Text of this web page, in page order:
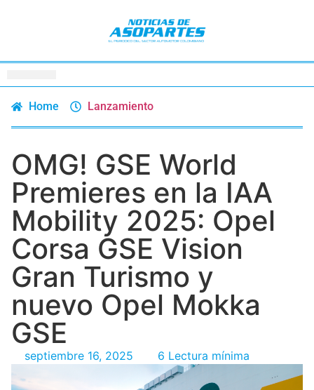
Home Lanzamiento
OMG! GSE World
Premieres en la IAA
Mobility 2025: Opel
Corsa GSE Vision
Gran Turismo y
nuevo Opel Mokka
GSE
septiembre 16, 2025 6 Lectura mínima